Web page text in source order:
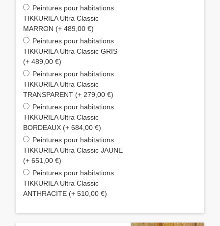
Peintures pour habitations
TIKKURILA Ultra Classic
MARRON (+ 489,00 €)
Peintures pour habitations
TIKKURILA Ultra Classic GRIS
(+ 489,00 €)
Peintures pour habitations
TIKKURILA Ultra Classic
TRANSPARENT (+ 279,00 €)
Peintures pour habitations
TIKKURILA Ultra Classic
BORDEAUX (+ 684,00 €)
Peintures pour habitations
TIKKURILA Ultra Classic JAUNE
(+ 651,00 €)
Peintures pour habitations
TIKKURILA Ultra Classic
ANTHRACITE (+ 510,00 €)